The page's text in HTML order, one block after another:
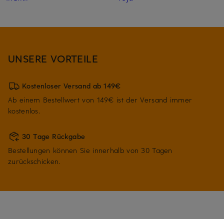
UNSERE VORTEILE
Kostenloser Versand ab 149€
Ab einem Bestellwert von 149€ ist der Versand immer
kostenlos.
30 Tage Rückgabe
Bestellungen können Sie innerhalb von 30 Tagen
zurückschicken.